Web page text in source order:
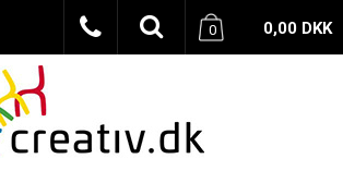
0,00 DKK
0